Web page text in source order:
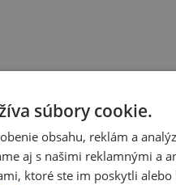
súbory cookie.
obsahu, reklám a
aj s našimi reklamnými a
ktoré ste im poskytli